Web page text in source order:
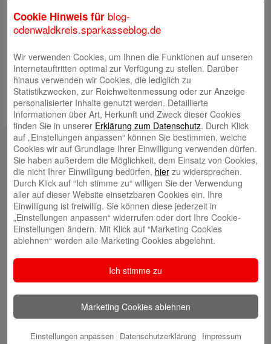
Höhe von 250 Euro an das Vereinsmitglied Jochen Rietdorf zu
überreichen.
Andreas Schmelzer, Jochen Rietdorf, Andreas Lorenz, Dieter
Bundschuh, Jürgen Gölz, Petra Groll und Ulrike Wilka.
Kontakt
mail@sparkasse-odenwaldkreis.de
Telefon: 06062 500
Auch per WhatsApp erreichbar!
Neueste Beiträge
Sparkassen Kino Open-Air-Sommer 2026 startet
Öffnungszeiten der Sparkasse zum Wiesenmarkt
Herausragende Vertriebsleistung in Jahr 2025: Team
des ImmobilienCenter der Sparkasse Odenwaldkreis
überzeugt mit Kompetenz, Service und Erfolgsbilanz
Digitale Apotheke in der Sparkassen-Geschäftsstelle
Cookie Hinweis für blog-
odenwaldkreis.sparkasseblog.de
Wir verwenden Cookies, um Ihnen die Funktionen auf unseren
Internetauftritten optimal zur Verfügung zu stellen. Darüber
hinaus verwenden wir Cookies, die lediglich zu
Statistikzwecken, zur Reichweitenmessung oder zur Anzeige
personalisierter Inhalte genutzt werden. Detaillierte
Informationen über Art, Herkunft und Zweck dieser Cookies
finden Sie in unserer Erklärung zum Datenschutz. Durch Klick
auf „Einstellungen anpassen“ können Sie bestimmen, welche
Cookies wir auf Grundlage Ihrer Einwilligung verwenden dürfen.
Sie haben außerdem die Möglichkeit, dem Einsatz von Cookies,
die nicht Ihrer Einwilligung bedürfen, hierzu widersprechen.
Durch Klick auf “Ich stimme zu“ willigen Sie der Verwendung
aller auf dieser Website einsetzbaren Cookies ein. Ihre
Einwilligung ist freiwillig. Sie können diese jederzeit in
„Einstellungen anpassen“ widerrufen oder dort Ihre Cookie-
Einstellungen ändern. Mit Klick auf “Marketing Cookies
ablehnen“ werden alle Marketing Cookies abgelehnt.
Ich stimme zu
Marketing Cookies ablehnen
Einstellungen anpassen Datenschutzerklärung Impressum